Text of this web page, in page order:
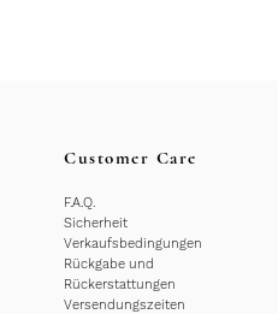
Customer Care
F.A.Q.
Sicherheit
Verkaufsbedingungen
Rückgabe und
Rückerstattungen
Versendungszeiten